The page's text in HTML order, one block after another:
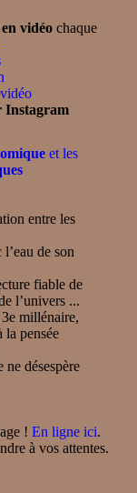
vidéochaque
Instagram
et les
entre les
de son
fiable de
l’univers ...
millénaire,
la pensée
désespère
! En ligne ici.
à vos attentes.